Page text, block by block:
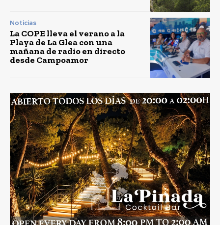
Noticias
La COPE lleva el verano a la
Playa de La Glea con una
mañana de radio en directo
desde Campoamor